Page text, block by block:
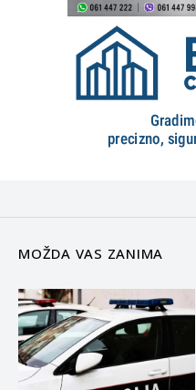
MOŽDA VAS ZANIMA